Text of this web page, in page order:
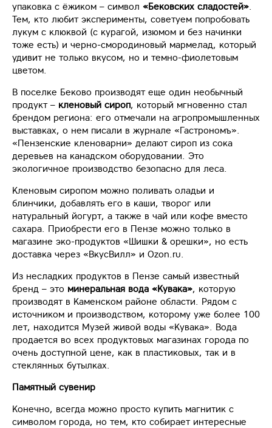
упаковка с ёжиком – символ «Бековских сладостей».
Тем, кто любит эксперименты, советуем попробовать
лукум с клюквой (с курагой, изюмом и без начинки
тоже есть) и черно-смородиновый мармелад, который
удивит не только вкусом, но и темно-фиолетовым
цветом.
В поселке Беково производят еще один необычный
продукт – кленовый сироп, который мгновенно стал
брендом региона: его отмечали на агропромышленных
выставках, о нем писали в журнале «Гастрономъ».
«Пензенские кленоварни» делают сироп из сока
деревьев на канадском оборудовании. Это
экологичное производство безопасно для леса.
Кленовым сиропом можно поливать оладьи и
блинчики, добавлять его в каши, творог или
натуральный йогурт, а также в чай или кофе вместо
сахара. Приобрести его в Пензе можно только в
магазине эко-продуктов «Шишки & орешки», но есть
доставка через «ВкусВилл» и Ozon.ru.
Из несладких продуктов в Пензе самый известный
бренд – это минеральная вода «Кувака», которую
производят в Каменском районе области. Рядом с
источником и производством, которому уже более 100
лет, находится Музей живой воды «Кувака». Вода
продается во всех продуктовых магазинах города по
очень доступной цене, как в пластиковых, так и в
стеклянных бутылках.
Памятный сувенир
Конечно, всегда можно просто купить магнитик с
символом города, но тем, кто собирает интересные